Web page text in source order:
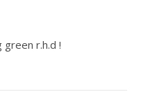
green r.h.d !